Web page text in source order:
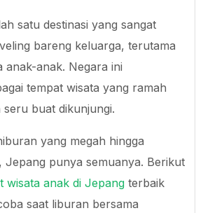
satu destinasi yang sangat
bareng keluarga, terutama
anak-anak. Negara ini
tempat wisata yang ramah
buat dikunjungi.
yang megah hingga
Jepang punya semuanya. Berikut
wisata anak di Jepang terbaik
saat liburan bersama